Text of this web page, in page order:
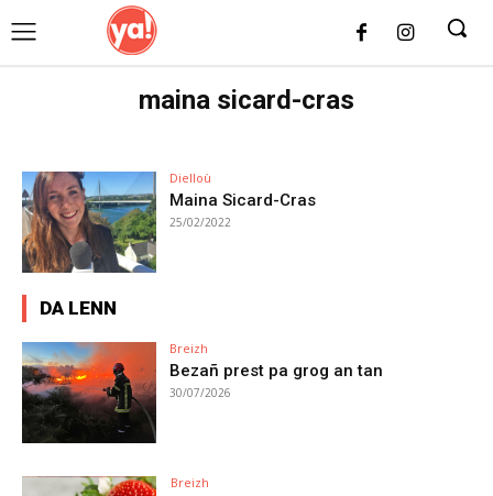
maina sicard-cras
Dielloù
Maina Sicard-Cras
25/02/2022
DA LENN
Breizh
Bezañ prest pa grog an tan
30/07/2026
Breizh